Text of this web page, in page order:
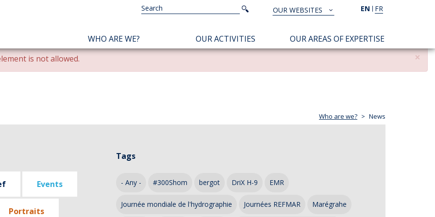
EN FR
TOUS
NOS
SITES
OUR WEBSITES
Search
Search
NAVIGATION
PRINCIPALE
WHO ARE WE? OUR ACTIVITIES OUR AREAS OF EXPERTISE
×
is not allowed.
Who are we? News
Events
Portraits
Tags
- Any - #300Shom bergot DriX H-9 EMR
Journée mondiale de l'hydrographie Journées REFMAR Marégrahe